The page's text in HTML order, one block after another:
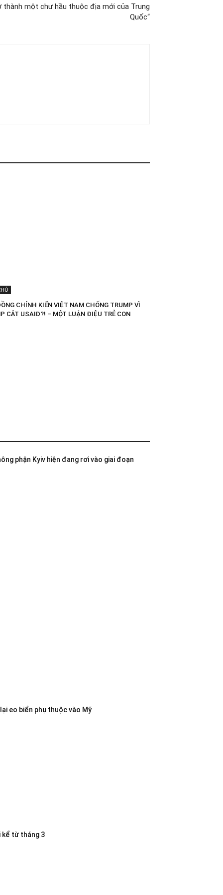
một chư hầu thuộc địa mới của Trung
Quốc“
CHÍNH KIẾN VIỆT NAM CHỐNG TRUMP VÌ
CẮT USAID?! – MỘT LUẬN ĐIỆU TRẺ CON
phận Kyiv hiện đang rơi vào giai đoạn
eo biển phụ thuộc vào Mỹ
kể từ tháng 3